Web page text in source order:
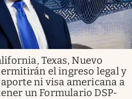
Texas, Nuevo
el ingreso legal y
ni visa americana a
un Formulario DSP-